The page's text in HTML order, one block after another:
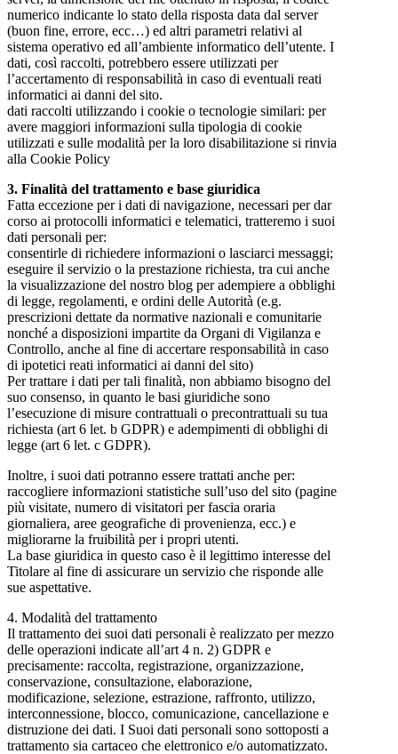
numerico indicante lo stato della risposta data dal server
(buon fine, errore, ecc…) ed altri parametri relativi al
sistema operativo ed all’ambiente informatico dell’utente. I
dati, così raccolti, potrebbero essere utilizzati per
l’accertamento di responsabilità in caso di eventuali reati
informatici ai danni del sito.
dati raccolti utilizzando i cookie o tecnologie similari: per
avere maggiori informazioni sulla tipologia di cookie
utilizzati e sulle modalità per la loro disabilitazione si rinvia
alla Cookie Policy
3. Finalità del trattamento e base giuridica
Fatta eccezione per i dati di navigazione, necessari per dar
corso ai protocolli informatici e telematici, tratteremo i suoi
dati personali per:
consentirle di richiedere informazioni o lasciarci messaggi;
eseguire il servizio o la prestazione richiesta, tra cui anche
la visualizzazione del nostro blog per adempiere a obblighi
di legge, regolamenti, e ordini delle Autorità (e.g.
prescrizioni dettate da normative nazionali e comunitarie
nonché a disposizioni impartite da Organi di Vigilanza e
Controllo, anche al fine di accertare responsabilità in caso
di ipotetici reati informatici ai danni del sito)
Per trattare i dati per tali finalità, non abbiamo bisogno del
suo consenso, in quanto le basi giuridiche sono
l’esecuzione di misure contrattuali o precontrattuali su tua
richiesta (art 6 let. b GDPR) e adempimenti di obblighi di
legge (art 6 let. c GDPR).
Inoltre, i suoi dati potranno essere trattati anche per:
raccogliere informazioni statistiche sull’uso del sito (pagine
più visitate, numero di visitatori per fascia oraria
giornaliera, aree geografiche di provenienza, ecc.) e
migliorarne la fruibilità per i propri utenti.
La base giuridica in questo caso è il legittimo interesse del
Titolare al fine di assicurare un servizio che risponde alle
sue aspettative.
4. Modalità del trattamento
Il trattamento dei suoi dati personali è realizzato per mezzo
delle operazioni indicate all’art 4 n. 2) GDPR e
precisamente: raccolta, registrazione, organizzazione,
conservazione, consultazione, elaborazione,
modificazione, selezione, estrazione, raffronto, utilizzo,
interconnessione, blocco, comunicazione, cancellazione e
distruzione dei dati. I Suoi dati personali sono sottoposti a
trattamento sia cartaceo che elettronico e/o automatizzato.